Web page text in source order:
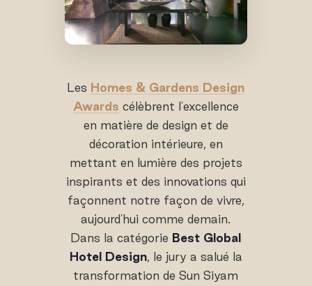
Les Homes & Gardens Design
Awards célèbrent l'excellence
en matière de design et de
décoration intérieure, en
mettant en lumière des projets
inspirants et des innovations qui
façonnent notre façon de vivre,
aujourd'hui comme demain.
Dans la catégorie Best Global
Hotel Design, le jury a salué la
transformation de Sun Siyam